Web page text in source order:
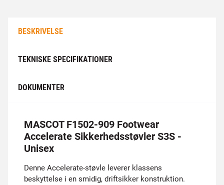
BESKRIVELSE
TEKNISKE SPECIFIKATIONER
DOKUMENTER
MASCOT F1502-909 Footwear
Accelerate Sikkerhedsstøvler S3S -
Unisex
Denne Accelerate-støvle leverer klassens
beskyttelse i en smidig, driftsikker konstruktion.